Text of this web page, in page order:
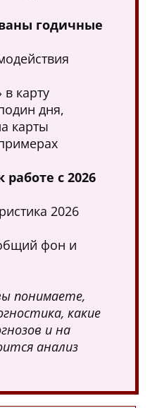
годичные
в карту
дня,
карты
работе с 2026
2026
фон и
понимаете,
какие
и на
анализ